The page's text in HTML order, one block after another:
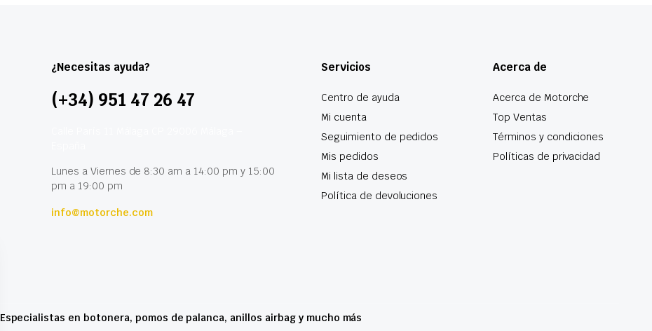
¿Necesitas ayuda?
(+34) 951 47 26 47
Lunes a Viernes de 8:30 am a 14:00 pm y 15:00
pm a 19:00 pm
info@motorche.com
Servicios
Centro de ayuda
Mi cuenta
Seguimiento de pedidos
Mis pedidos
Mi lista de deseos
Política de devoluciones
Acerca de
Acerca de Motorche
Top Ventas
Términos y condiciones
Políticas de privacidad
Especialistas en botonera, pomos de palanca, anillos airbag y mucho más